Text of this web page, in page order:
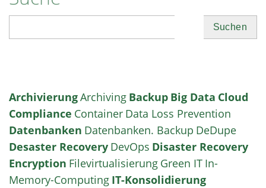
ArchivierungArchiving Backup Big Data Cloud
Compliance Container Data Loss Prevention
Datenbanken Datenbanken. Backup DeDupe
Desaster Recovery DevOps Disaster Recovery
Encryption Filevirtualisierung Green IT In-
Memory-Computing IT-Konsolidierung